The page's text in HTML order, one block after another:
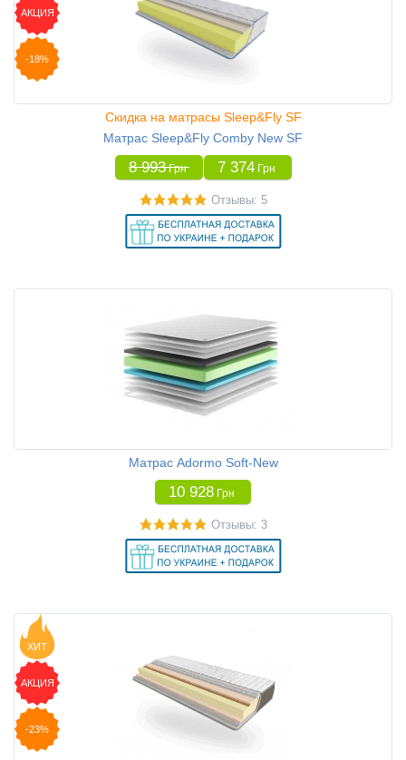
АКЦИЯ
-18%
Скидка на матрасы Sleep&Fly SF
Матрас Sleep&Fly Comby New SF
8 993 Грн 7 374 Грн
Отзывы: 5
Матрас Adormo Soft-New
10 928 Грн
Отзывы: 3
ХИТ
АКЦИЯ
-23%